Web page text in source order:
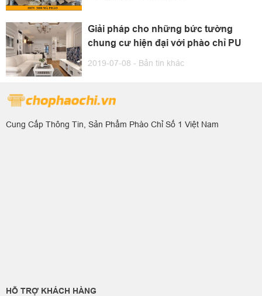
Giải pháp cho những bức tường
chung cư hiện đại với phào chỉ PU
2019-07-08 - Bản tin khác
Cung Cấp Thông Tin, Sản Phẩm Phào Chỉ Số 1 Việt Nam
HỖ TRỢ KHÁCH HÀNG